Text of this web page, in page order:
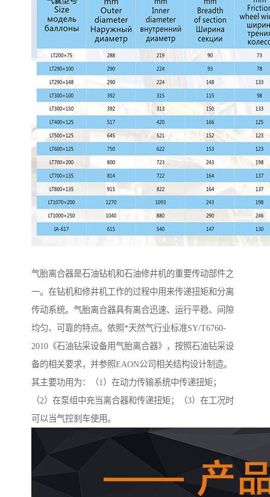
气胎离合器是石油钻机和石油修井机的重要传动部件之
一。在钻机和修井机工作的过程中用来传递扭矩和分离
传动系统。气胎离合器具有离合迅速、运行平稳、间隙
均匀、可靠的特点。依照*天然气行业标准SY/T6760-
2010《石油钻采设备用气胎离合器》，按照石油钻采设
备的相关要求，并参照EAON公司相关结构设计制造。
其主要功用为：（1）在动力传输系统中传递扭矩；
（2）在泵组中充当离合器和传递扭矩；（3）在工况时
可以当气控刹车使用。